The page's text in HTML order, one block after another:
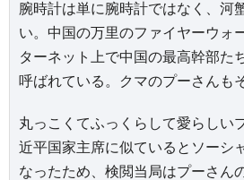
腕時計は単に腕時計ではなく、河
い。中国の万里のファイヤーウォ
ターネット上で中国の最高幹部た
呼ばれている。クマのプーさんも
丸っこくてふっくらして愛らしい
近平国家主席に似ているとソーシ
なったため、検閲当局はプーさん